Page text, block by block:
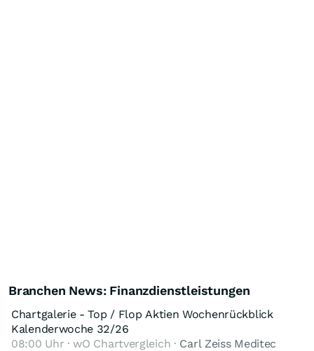
Branchen News: Finanzdienstleistungen
Chartgalerie - Top / Flop Aktien Wochenrückblick
Kalenderwoche 32/26
08:00 Uhr · wO Chartvergleich · Carl Zeiss Meditec